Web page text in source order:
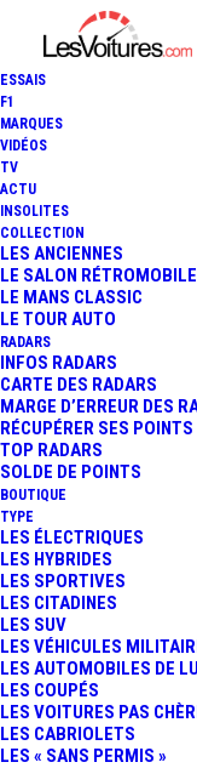
ESSAIS
F1
MARQUES
VIDÉOS
TV
ACTU
INSOLITES
COLLECTION
LES ANCIENNES
LE SALON RÉTROMOBILE
LE MANS CLASSIC
LE TOUR AUTO
RADARS
INFOS RADARS
CARTE DES RADARS
MARGE D’ERREUR DES
RÉCUPÉRER SES POINTS
TOP RADARS
SOLDE DE POINTS
BOUTIQUE
TYPE
LES ÉLECTRIQUES
LES HYBRIDES
LES SPORTIVES
LES CITADINES
LES SUV
LES VÉHICULES
LES AUTOMOBILES DE
LES COUPÉS
LES VOITURES PAS
LES CABRIOLETS
LES « SANS PERMIS »
F1 :